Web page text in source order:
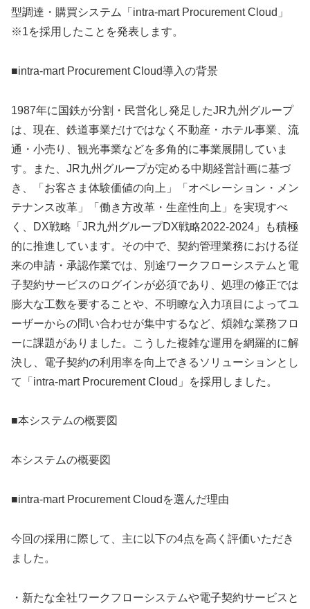
型調達・購買システム「intra-mart Procurement Cloud」
※1を採用したことを発表します。
■intra-mart Procurement Cloud導入の背景
1987年に国鉄が分割・民営化し発足したJR九州グループ
は、現在、鉄道事業だけではなく不動産・ホテル事業、流
通・小売り、観光事業などを多角的に事業展開していま
す。また、JR九州グループが定める中期経営計画に基づ
き、「お客さま体験価値の向上」「オペレーション・メン
テナンス改革」「働き方改革・生産性向上」を実現すべ
く、DX戦略「JR九州グループDX戦略2022-2024」も積極
的に推進しています。その中で、契約管理業務における従
来の申請・承認作業では、別途ワークフローシステムと電
子契約サービスのログインが必須であり、処理の修正では
膨大な工数を要することや、不明瞭な入力項目によってユ
ーザーからの問い合わせが集中するなど、煩雑な業務フロ
ーに課題がありました。こうした複雑な運用を網羅的に解
決し、電子契約の利用率を向上できるソリューションとし
て「intra-mart Procurement Cloud」を採用しました。
■本システムの概要図
本システムの概要図
■intra-mart Procurement Cloudを選んだ理由
今回の採用に際して、主に以下の4点を高く評価いただき
ました。
・新たな全社ワークフローシステムや電子契約サービスと